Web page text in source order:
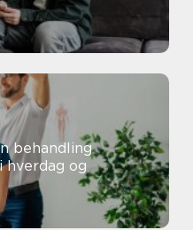
behandling
og